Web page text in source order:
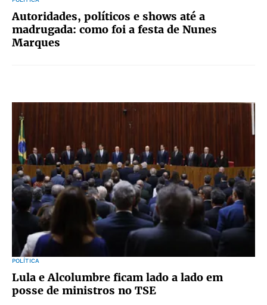
Autoridades, políticos e shows até a
madrugada: como foi a festa de Nunes
Marques
POLÍTICA
Lula e Alcolumbre ficam lado a lado em
posse de ministros no TSE